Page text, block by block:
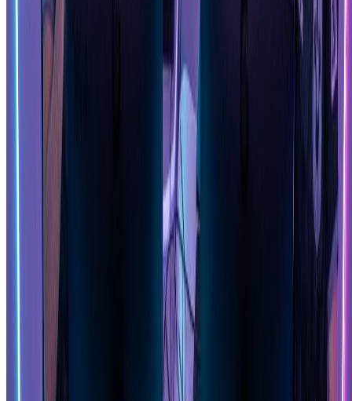
Pin-Up Girl Art Generator
Upload a photo and turn it into vintage pin-up style artwork with AI